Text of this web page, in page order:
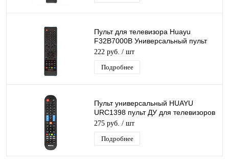
Пульт для телевизора Huayu
F32B7000B Универсальный пульт
ду для тв DEXP
222 руб. / шт
Подробнее
Пульт универсальный HUAYU
URC1398 пульт ДУ для телевизоров
Samsung, 3D LED TV с функцией
SMART
275 руб. / шт
Подробнее